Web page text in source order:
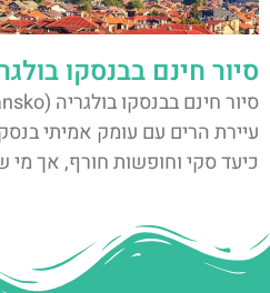
סיור חינם בבנסקו
עיירת הרים עם עומק אמיתי
כיעד סקי וחופשות חורף, אך